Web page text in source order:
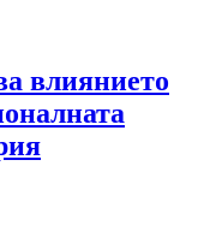
влиянието